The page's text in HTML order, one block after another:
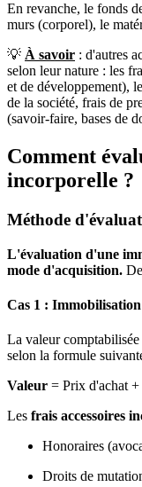
En revanche, le fonds
murs (corporel), le
💡 À savoir : d'autres
selon leur nature : les
et de développement),
de la société, frais de
(savoir-faire, bases de
Comment
incorporelle ?
Méthode
L'évaluation d'une
mode d'acquisition.
Cas 1 :
La valeur
selon la formule
Valeur = Prix d'achat +
Les frais accessoires
Honoraires
Droits de